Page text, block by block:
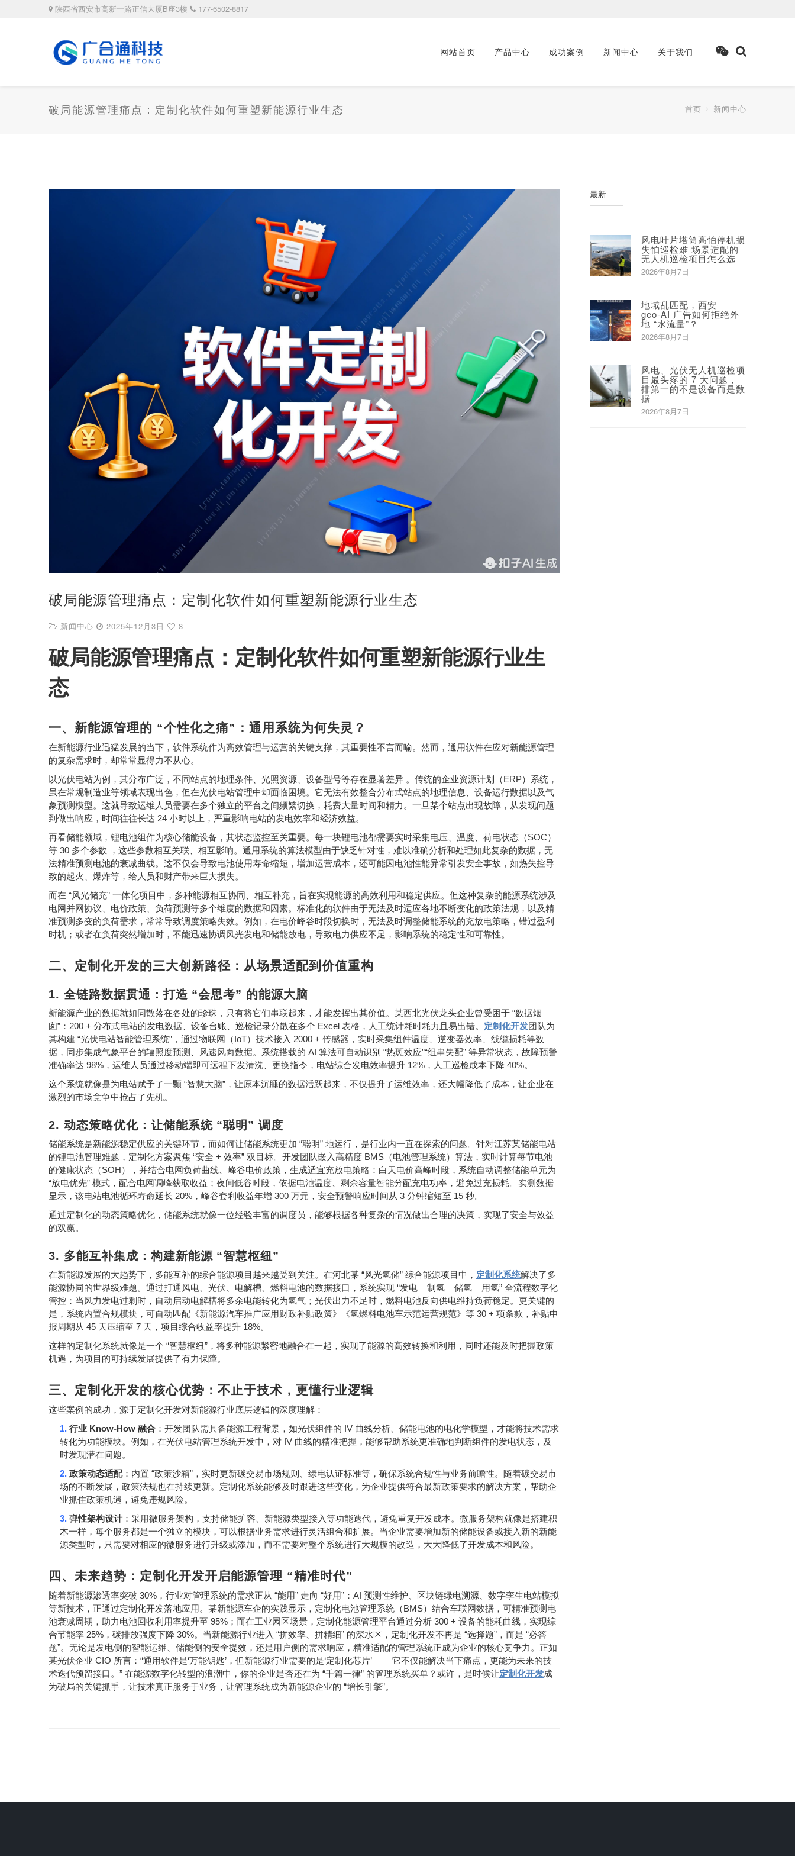
陕西省西安市高新一路正信大厦B座3楼 177-6502-8817
网站首页 产品中心 成功案例 新闻中心 关于我们
破局能源管理痛点：定制化软件如何重塑新能源行业生态 首页 新闻中心
破局能源管理痛点：定制化软件如何重塑新能源行业生态
新闻中心 2025年12月3日 8
破局能源管理痛点：定制化软件如何重塑新能源行业生
态
一、新能源管理的 “个性化之痛” ：通用系统为何失灵？
在新能源行业迅猛发展的当下，软件系统作为高效管理与运营的关键支撑，其重要性不言而喻。然而，通用软件在应对新能源管理
的复杂需求时，却常常显得力不从心。
以光伏电站为例，其分布广泛，不同站点的地理条件、光照资源、设备型号等存在显著差异 。传统的企业资源计划（ERP）系统，
虽在常规制造业等领域表现出色，但在光伏电站管理中却面临困境。它无法有效整合分布式站点的地理信息、设备运行数据以及气
象预测模型。这就导致运维人员需要在多个独立的平台之间频繁切换，耗费大量时间和精力。一旦某个站点出现故障，从发现问题
到做出响应，时间往往长达 24 小时以上，严重影响电站的发电效率和经济效益。
再看储能领域，锂电池组作为核心储能设备，其状态监控至关重要。每一块锂电池都需要实时采集电压、温度、荷电状态（SOC）
等 30 多个参数 ，这些参数相互关联、相互影响。通用系统的算法模型由于缺乏针对性，难以准确分析和处理如此复杂的数据，无
法精准预测电池的衰减曲线。这不仅会导致电池使用寿命缩短，增加运营成本，还可能因电池性能异常引发安全事故，如热失控导
致的起火、爆炸等，给人员和财产带来巨大损失。
而在 “风光储充” 一体化项目中，多种能源相互协同、相互补充，旨在实现能源的高效利用和稳定供应。但这种复杂的能源系统涉及
电网并网协议、电价政策、负荷预测等多个维度的数据和因素。标准化的软件由于无法及时适应各地不断变化的政策法规，以及精
准预测多变的负荷需求，常常导致调度策略失效。例如，在电价峰谷时段切换时，无法及时调整储能系统的充放电策略，错过盈利
时机；或者在负荷突然增加时，不能迅速协调风光发电和储能放电，导致电力供应不足，影响系统的稳定性和可靠性。
二、定制化开发的三大创新路径：从场景适配到价值重构
1. 全链路数据贯通：打造 “会思考” 的能源大脑
新能源产业的数据就如同散落在各处的珍珠，只有将它们串联起来，才能发挥出其价值。某西北光伏龙头企业曾受困于 “数据烟
囱” ： 200 + 分布式电站的发电数据、设备台账、巡检记录分散在多个 Excel 表格，人工统计耗时耗力且易出错。 定制化开发团队为
其构建 “光伏电站智能管理系统” ，通过物联网（IoT）技术接入 2000 + 传感器，实时采集组件温度、逆变器效率、线缆损耗等数
据，同步集成气象平台的辐照度预测、风速风向数据。系统搭载的 AI 算法可自动识别 “热斑效应”“组串失配” 等异常状态，故障预警
准确率达 98% ，运维人员通过移动端即可远程下发清洗、更换指令，电站综合发电效率提升 12% ，人工巡检成本下降 40%。
这个系统就像是为电站赋予了一颗 “智慧大脑” ，让原本沉睡的数据活跃起来，不仅提升了运维效率，还大幅降低了成本，让企业在
激烈的市场竞争中抢占了先机。
2. 动态策略优化：让储能系统 “聪明 ” 调度
储能系统是新能源稳定供应的关键环节，而如何让储能系统更加 “聪明” 地运行，是行业内一直在探索的问题。针对江苏某储能电站
的锂电池管理难题，定制化方案聚焦 “安全 + 效率” 双目标。开发团队嵌入高精度 BMS （电池管理系统）算法，实时计算每节电池
的健康状态（SOH），并结合电网负荷曲线、峰谷电价政策，生成适宜充放电策略：白天电价高峰时段，系统自动调整储能单元为
“放电优先” 模式，配合电网调峰获取收益；夜间低谷时段，依据电池温度、剩余容量智能分配充电功率，避免过充损耗。实测数据
显示，该电站电池循环寿命延长 20% ，峰谷套利收益年增 300 万元，安全预警响应时间从 3 分钟缩短至 15 秒。
通过定制化的动态策略优化，储能系统就像一位经验丰富的调度员，能够根据各种复杂的情况做出合理的决策，实现了安全与效益
的双赢。
3. 多能互补集成：构建新能源 “智慧枢纽 ”
在新能源发展的大趋势下，多能互补的综合能源项目越来越受到关注。在河北某 “风光氢储” 综合能源项目中， 定制化系统解决了多
能源协同的世界级难题。通过打通风电、光伏、电解槽、燃料电池的数据接口，系统实现 “发电 –制氢 –储氢 – 用氢” 全流程数字化
管控：当风力发电过剩时，自动启动电解槽将多余电能转化为氢气；光伏出力不足时，燃料电池反向供电维持负荷稳定。更关键的
是，系统内置合规模块，可自动匹配《新能源汽车推广应用财政补贴政策》《氢燃料电池车示范运营规范》等 30 + 项条款，补贴申
报周期从 45 天压缩至 7 天，项目综合收益率提升 18%。
这样的定制化系统就像是一个 “智慧枢纽” ，将多种能源紧密地融合在一起，实现了能源的高效转换和利用，同时还能及时把握政策
机遇，为项目的可持续发展提供了有力保障。
三、定制化开发的核心优势：不止于技术，更懂行业逻辑
这些案例的成功，源于定制化开发对新能源行业底层逻辑的深度理解：
1. 行业 Know-How 融合 ：开发团队需具备能源工程背景，如光伏组件的 IV 曲线分析、储能电池的电化学模型，才能将技术需求
转化为功能模块。例如，在光伏电站管理系统开发中，对 IV 曲线的精准把握，能够帮助系统更准确地判断组件的发电状态，及
时发现潜在问题。
2. 政策动态适配：内置 “政策沙箱” ，实时更新碳交易市场规则、绿电认证标准等，确保系统合规性与业务前瞻性。随着碳交易市
场的不断发展，政策法规也在持续更新。定制化系统能够及时跟进这些变化，为企业提供符合最新政策要求的解决方案，帮助企
业抓住政策机遇，避免违规风险。
3. 弹性架构设计：采用微服务架构，支持储能扩容、新能源类型接入等功能迭代，避免重复开发成本。微服务架构就像是搭建积
木一样，每个服务都是一个独立的模块，可以根据业务需求进行灵活组合和扩展。当企业需要增加新的储能设备或接入新的新能
源类型时，只需要对相应的微服务进行升级或添加，而不需要对整个系统进行大规模的改造，大大降低了开发成本和风险。
四、未来趋势：定制化开发开启能源管理 “精准时代”
随着新能源渗透率突破 30% ，行业对管理系统的需求正从 “能用” 走向 “好用” ： AI 预测性维护、区块链绿电溯源、数字孪生电站模拟
等新技术，正通过定制化开发落地应用。某新能源车企的实践显示，定制化电池管理系统（BMS）结合车联网数据，可精准预测电
池衰减周期，助力电池回收利用率提升至 95% ；而在工业园区场景，定制化能源管理平台通过分析 300 + 设备的能耗曲线，实现综
合节能率 25% ，碳排放强度下降 30%。当新能源行业进入 “拼效率、拼精细” 的深水区，定制化开发不再是 “选择题” ，而是 “必答
题”。无论是发电侧的智能运维、储能侧的安全提效，还是用户侧的需求响应，精准适配的管理系统正成为企业的核心竞争力。正如
某光伏企业 CIO 所言： “通用软件是‘万能钥匙’ ，但新能源行业需要的是‘定制化芯片’—— 它不仅能解决当下痛点，更能为未来的技
术迭代预留接口。 ” 在能源数字化转型的浪潮中，你的企业是否还在为 “千篇一律” 的管理系统买单？或许，是时候让定制化开发成
为破局的关键抓手，让技术真正服务于业务，让管理系统成为新能源企业的 “增长引擎”。
最新
风电叶片塔筒高怕停机损
失怕巡检难 场景适配的
无人机巡检项目怎么选
2026年8月7日
地域乱匹配，西安
geo‑AI 广告如何拒绝外
地 “水流量”？
2026年8月7日
风电、光伏无人机巡检项
目最头疼的 7 大问题，
排第一的不是设备而是数
据
2026年8月7日